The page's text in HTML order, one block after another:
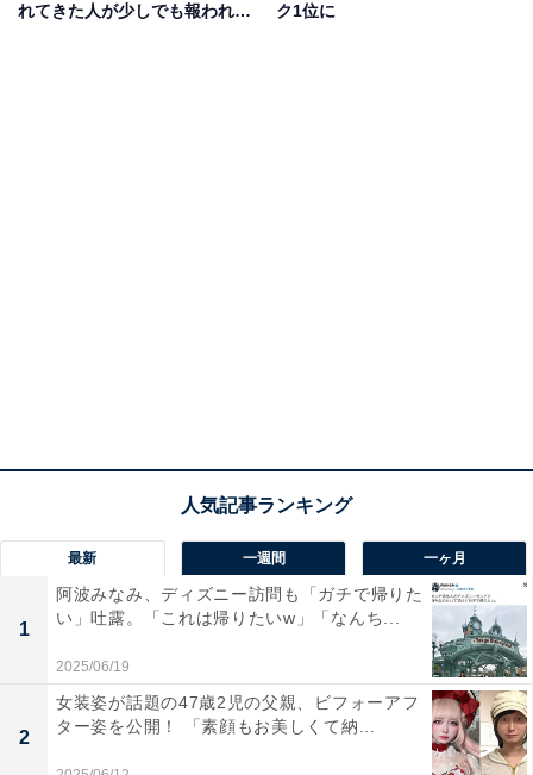
れてきた人が少しでも報われま
ク1位に
最新 一週間 一ヶ月
1
阿波みなみ、ディズニー訪問も「ガチで帰りた
い」吐露。「これは帰りたいw」「なんち...
2025/06/19
2
女装姿が話題の47歳2児の父親、ビフォーアフ
ター姿を公開！ 「素顔もお美しくて納...